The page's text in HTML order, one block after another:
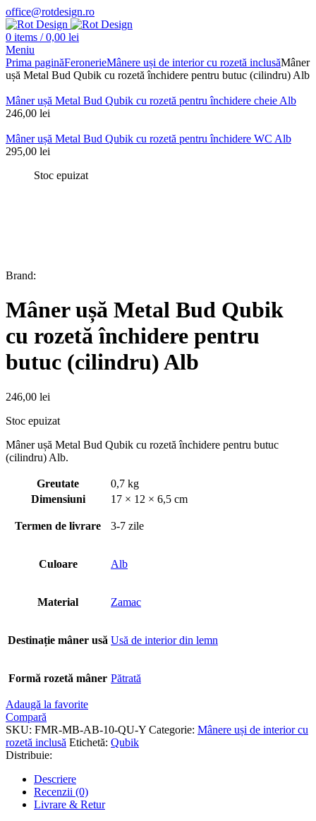
office@rotdesign.ro
0 items / 0,00 lei
Meniu
Prima paginăFeronerieMânere uși de interior cu rozetă inclusăMâner
ușă Metal Bud Qubik cu rozetă închidere pentru butuc (cilindru) Alb
Mâner ușă Metal Bud Qubik cu rozetă pentru închidere cheie Alb
246,00 lei
Mâner ușă Metal Bud Qubik cu rozetă pentru închidere WC Alb
295,00 lei
Stoc epuizat
Brand:
Mâner ușă Metal Bud Qubik
cu rozetă închidere pentru
butuc (cilindru) Alb
246,00 lei
Stoc epuizat
Mâner ușă Metal Bud Qubik cu rozetă închidere pentru butuc
(cilindru) Alb.
Greutate
0,7 kg
Dimensiuni
17 × 12 × 6,5 cm
Termen de livrare 3-7 zile
Culoare Alb
Material Zamac
Destinație mâner usă Usă de interior din lemn
Formă rozetă mâner Pătrată
Adaugă la favorite
Compară
SKU: FMR-MB-AB-10-QU-Y Categorie: Mânere uși de interior cu
rozetă inclusă Etichetă: Qubik
Distribuie:
Descriere
Recenzii (0)
Livrare & Retur